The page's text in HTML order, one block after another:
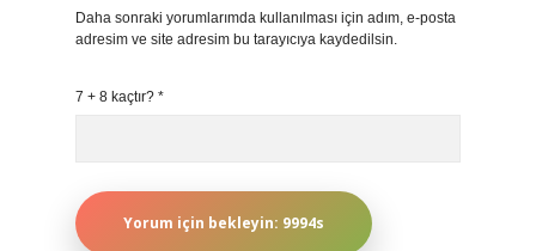
Daha sonraki yorumlarımda kullanılması için adım, e-posta
adresim ve site adresim bu tarayıcıya kaydedilsin.
7 + 8 kaçtır? *